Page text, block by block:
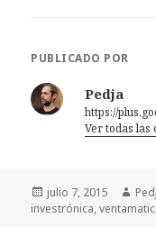
PUBLICADO POR
Pedja
https://
Ver todas las
Publicado
el
julio 7, 2015
investrónica,ventamatic